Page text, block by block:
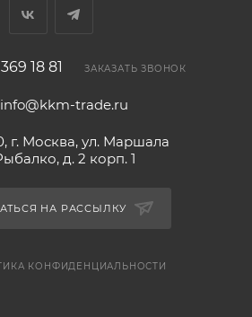
18 81 ЗАКАЗАТЬ ЗВОНОК
info@kkm-trade.ru
г. Москва, ул. Маршала
д. 2 корп. 1
НА РАССЫЛКУ
КОНФИДЕНЦИАЛЬНОСТИ